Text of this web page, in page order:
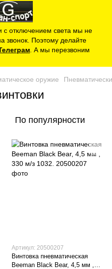
с отключением света мы не
звонок. Поэтому делайте
. А мы перезвоним
оружие
По популярности
Артикул: 20500207
Винтовка пневматическая
Beeman Black Bear, 4,5 мм ,